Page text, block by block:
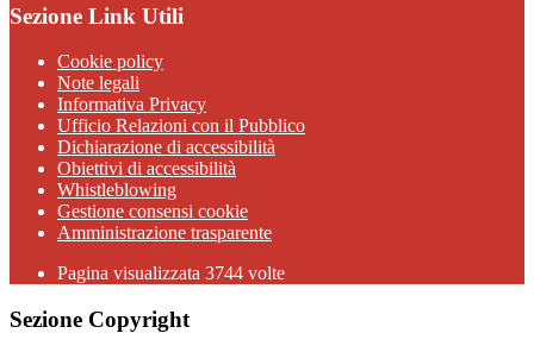
Sezione Link Utili
Cookie policy
Note legali
Informativa Privacy
Ufficio Relazioni con il Pubblico
Dichiarazione di accessibilità
Obiettivi di accessibilità
Whistleblowing
Gestione consensi cookie
Amministrazione trasparente
Pagina visualizzata 3744 volte
Sezione Copyright